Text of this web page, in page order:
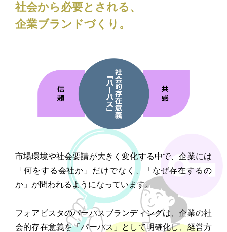
社会から必要とされる、
企業ブランドづくり。
市場環境や社会要請が大きく変化する中で、企業には
「何をする会社か」だけでなく、「なぜ存在するの
か」が問われるようになっています。
フォアビスタのパーパスブランディングは、企業の社
会的存在意義を「パーパス」として明確化し、経営方